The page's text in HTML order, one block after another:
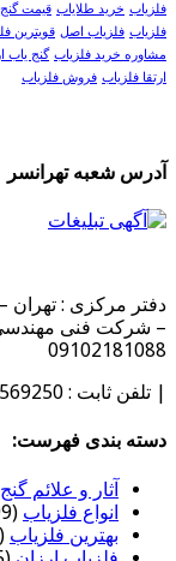
فلزیاب خرید طلایاب قیمت
فلزیاب فلزیاب اصل قویترین
مشاوره خرید فلزیاب گنج یاب
ارتقا فلزیاب فروش فلزیاب
آدرس شعبه تهرانسر
دفتر مرکزی : تهران
– شرکت فنی
09102181088
| تلفن ثابت : 44569250-021 | ساعات تماس همه روزه 9 الی 17
دسته بندی فهرست:
آثار و علائم گنج
انواع فلزیاب (199)
بهترین فلزیاب (61)